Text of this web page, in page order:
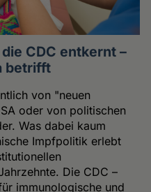
CDC entkernt –
betrifft
von "neuen
oder von politischen
Was dabei kaum
Impfpolitik erlebt
Die CDC –
immunologische und